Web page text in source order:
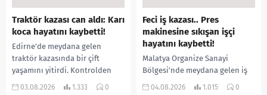
Traktör kazası can aldı: Karı
koca hayatını kaybetti!
Edirne’de meydana gelen
traktör kazasında bir çift
yaşamını yitirdi. Kontrolden
çıkarak devrilen traktörün
03.08.2026 1.333 0
Feci iş kazası.. Pres
makinesine sıkışan işçi
hayatını kaybetti!
Malatya Organize Sanayi
Bölgesi’nde meydana gelen iş
kazasında, pres makinesine
04.08.2026 1.015 0